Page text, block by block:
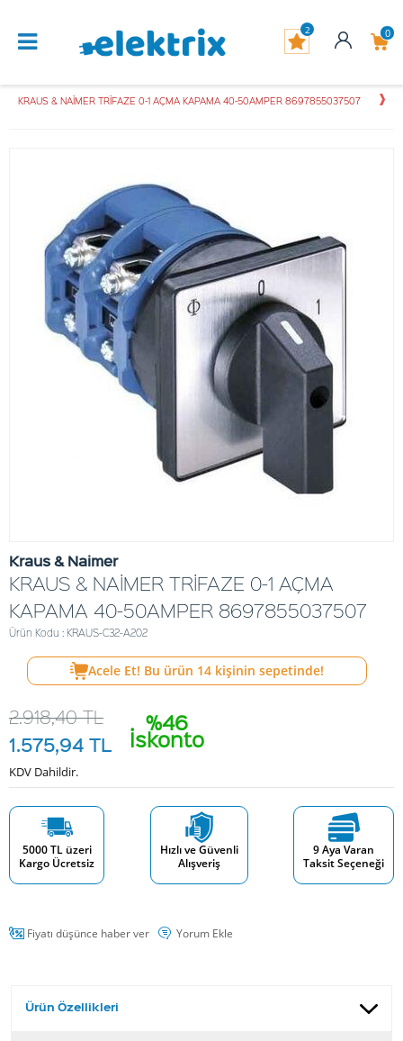
0
2
KRAUS & NAİMER TRİFAZE 0-1 AÇMA KAPAMA 40-50AMPER 8697855037507
Kraus & Naimer
KRAUS & NAİMER TRİFAZE 0-1 AÇMA
KAPAMA 40-50AMPER 8697855037507
Ürün Kodu : KRAUS-C32-A202
Acele Et! Bu ürün 14 kişinin sepetinde!
%46
İskonto
2.918,40TL
1.575,94 TL
KDV Dahildir.
5000 TL üzeri
Kargo Ücretsiz
Hızlı ve Güvenli
Alışveriş
9 Aya Varan
Taksit Seçeneği
Fiyatı düşünce haber ver Yorum Ekle
Ürün Özellikleri